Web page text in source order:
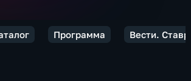
Программа Вести.